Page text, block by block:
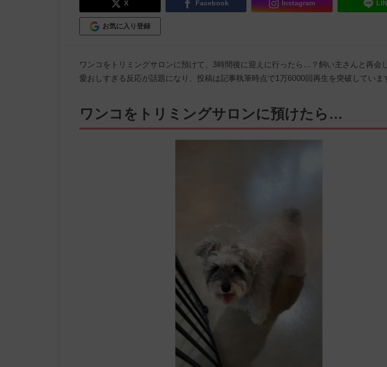
X Facebook Instagram
お気に入り登録
ワンコをトリミングサロンに預けて、3時間後に迎えに行ったら…？飼い主さんと再会
愛おしすぎる反応が話題になり、投稿は記事執筆時点で1万6000回再生を突破していま
ワンコをトリミングサロンに預けたら…